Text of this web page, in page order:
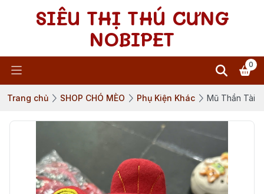
SIÊU THỊ THÚ CƯNG
NOBIPET
0
Trang chủ SHOP CHÓ MÈO Phụ Kiện Khác Mũ Thần Tài